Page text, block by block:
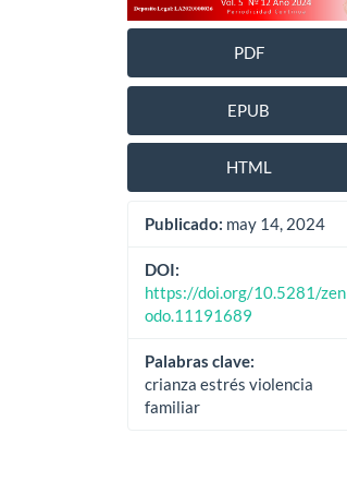
PDF
EPUB
HTML
Publicado: may 14, 2024
DOI:
https://doi.org/10.5281/zen
odo.11191689
Palabras clave:
crianza estrés violencia
familiar